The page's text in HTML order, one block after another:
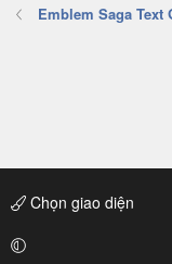
Emblem Saga Text
Chọn giao diện